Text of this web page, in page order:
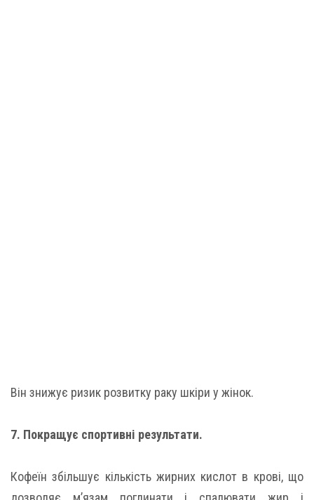
Він знижує ризик розвитку раку шкіри у жінок.
7. Покращує спортивні результати.
Кофеїн збільшує кількість жирних кислот в крові, що